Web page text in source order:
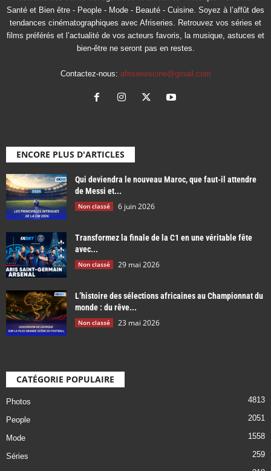
Santé et Bien être - People - Mode - Beauté - Cuisine. Soyez à l’affût des
tendances cinématographiques avec Afriseries. Retrouvez vos séries et
films préférés et l’actualité de vos acteurs favoris, la musique, astuces et
bien-être ne seront pas en restes.
Contactez-nous: afriseriescine@gmail.com
ENCORE PLUS D'ARTICLES
Qui deviendra le nouveau Maroc, que faut-il attendre
de Messi et...
Non classé 6 juin 2026
Transformez la finale de la C1 en une véritable fête
avec...
Non classé 29 mai 2026
L’histoire des sélections africaines au Championnat du
monde : du rêve...
Non classé 23 mai 2026
CATÉGORIE POPULAIRE
Photos 4813
People 2051
Mode 1558
Séries 259